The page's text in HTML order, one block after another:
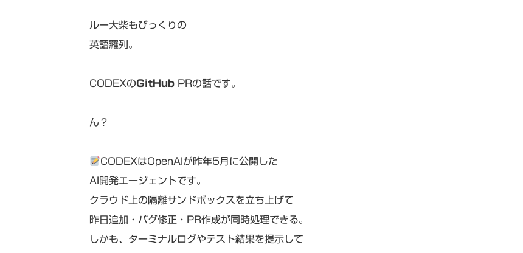
ルー大柴もびっくりの
英語羅列。
CODEXのGitHub PRの話です。
ん？
CODEXはOpenAIが昨年5月に公開した
AI開発エージェントです。
クラウド上の隔離サンドボックスを立ち上げて
昨日追加・バグ修正・PR作成が同時処理できる。
しかも、ターミナルログやテスト結果を提示して